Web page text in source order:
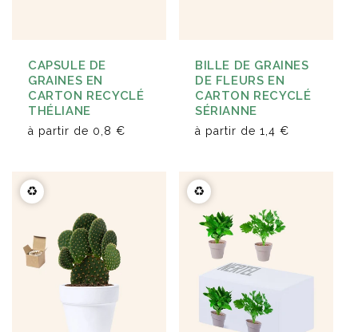
CAPSULE DE
GRAINES EN
CARTON RECYCLÉ
THÉLIANE
à partir de 0,8 €
BILLE DE GRAINES
DE FLEURS EN
CARTON RECYCLÉ
SÉRIANNE
à partir de 1,4 €
♻️ ♻️